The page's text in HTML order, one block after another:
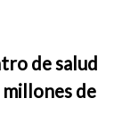
de salud
millones de